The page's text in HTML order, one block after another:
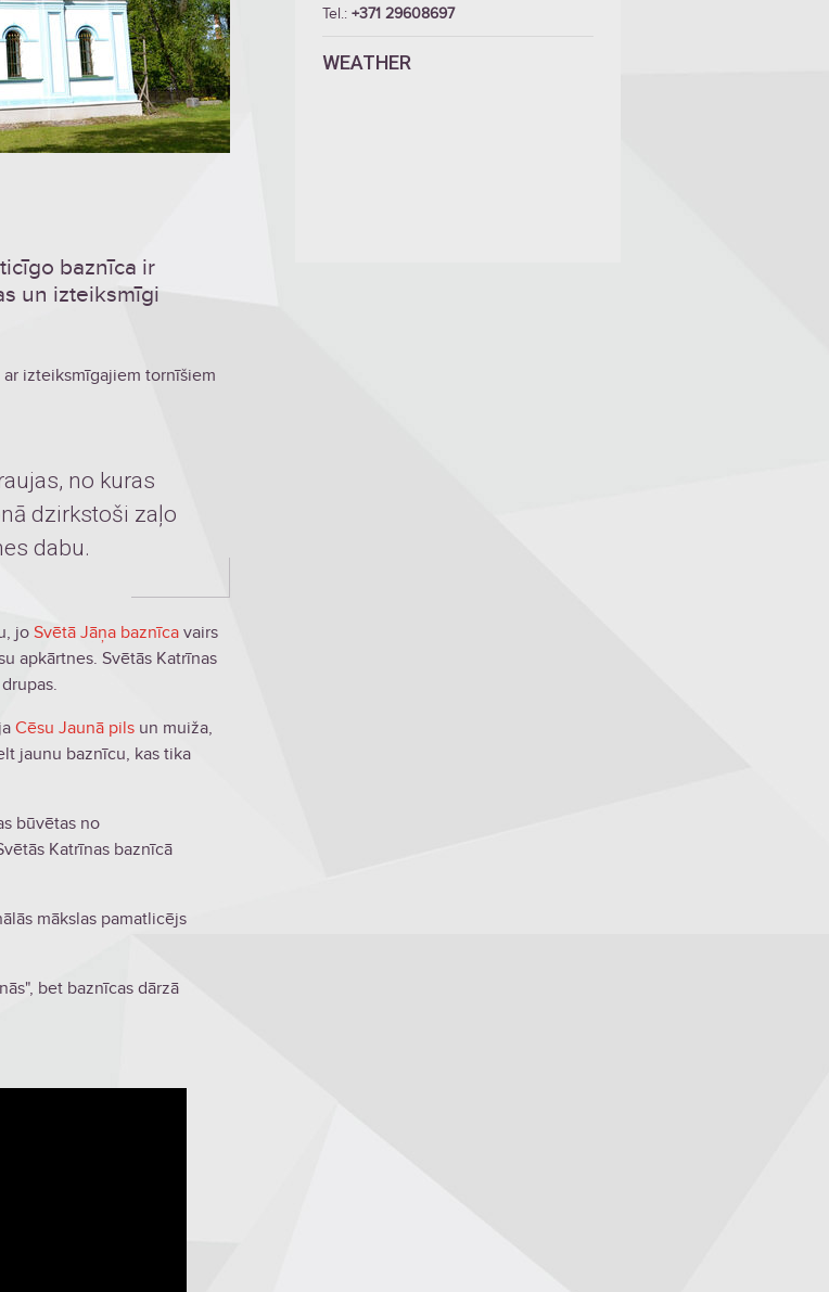
baznīca ir
un izteiksmīgi
izteiksmīgajiem tornīšiem
no kuras
dzirkstoši zaļo
dabu.
jo Svētā Jāņa baznīca vairs
apkārtnes. Svētās Katrīnas
Cēsu Jaunā pils un muiža,
jaunu baznīcu, kas tika
būvētas no
Katrīnas baznīcā
mākslas pamatlicējs
bet baznīcas dārzā
Tel.: +371 29608697
WEATHER